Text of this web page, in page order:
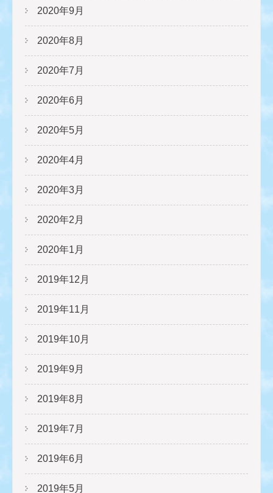
2020年9月
2020年8月
2020年7月
2020年6月
2020年5月
2020年4月
2020年3月
2020年2月
2020年1月
2019年12月
2019年11月
2019年10月
2019年9月
2019年8月
2019年7月
2019年6月
2019年5月